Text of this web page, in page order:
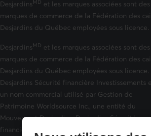
Desjardins MD et les marques associées sont des
marques de commerce de la Fédération des
Desjardins du Québec employées sous licence.
Desjardins MD et les marques associées sont des
marques de commerce de la Fédération des
Desjardins du Québec employées sous licence.
Desjardins Sécurité financière Investissements
un nom commercial utilisé par Gestion de
Patrimoine Worldsource Inc., une entité du
Mouvement Desjardins. Desjardins Sécurité
financière Investissements compte des